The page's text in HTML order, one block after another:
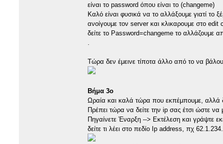
είναι το password όπου είναι το (changeme)
Καλό είναι φυσικά να το αλλάξουμε γιατί το
ανοίγουμε τον server και κλικαρουμε στο
δείτε το Password=changeme το αλλάζουμε
Τώρα δεν έμεινε τίποτα άλλο από το να
Βήμα 3ο
Ωραία και καλά τώρα που εκπέμπουμε, αλλά
Πρέπει τώρα να δείτε την ip σας έτσι ώστε
Πηγαίνετε Έναρξη --> Εκτέλεση και γράψτε
δείτε τι λέει στο πεδίο Ip address, πχ